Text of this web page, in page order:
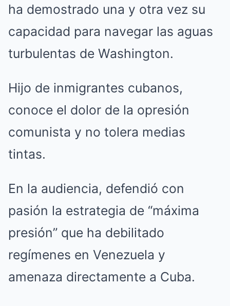
ha demostrado una y otra vez su
capacidad para navegar las aguas
turbulentas de Washington.
Hijo de inmigrantes cubanos,
conoce el dolor de la opresión
comunista y no tolera medias
tintas.
En la audiencia, defendió con
pasión la estrategia de “máxima
presión” que ha debilitado
regímenes en Venezuela y
amenaza directamente a Cuba.